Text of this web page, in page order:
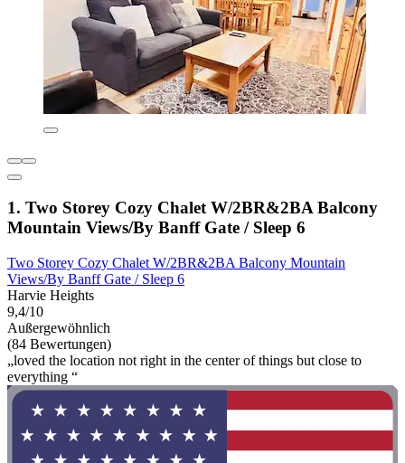
1. Two Storey Cozy Chalet W/2BR&2BA Balcony
Mountain Views/By Banff Gate / Sleep 6
Two Storey Cozy Chalet W/2BR&2BA Balcony Mountain
Views/By Banff Gate / Sleep 6
Harvie Heights
9,4/10
Außergewöhnlich
(84 Bewertungen)
„loved the location not right in the center of things but close to
everything “